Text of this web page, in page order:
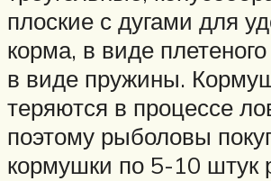
плоские с дугами для
корма, в виде
в виде пружины.
теряются в процессе
поэтому рыболовы
кормушки по 5-10 штук